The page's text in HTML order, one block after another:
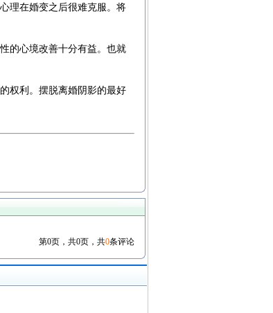
理在婚变之后很难克服。将
的心境改善十分有益。也就
权利。摆脱离婚阴影的最好
第0页，共0页，共0条评论